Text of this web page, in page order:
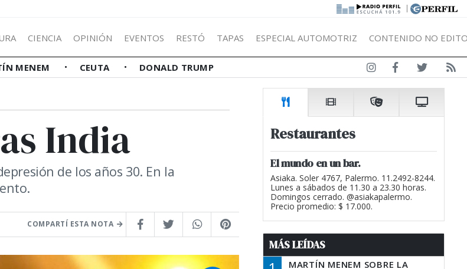
|
CIENCIA OPINIÓN EVENTOS RESTÓ TAPAS ESPECIAL AUTOMOTRIZ CONTENIDO NO
MENEM CEUTA DONALD TRUMP
India
de los años 30. En la
COMPARTÍ ESTA NOTA
Restaurantes
El mundo en un bar.
Asiaka. Soler 4767, Palermo. 11.2492-8244.
Lunes a sábados de 11.30 a 23.30 horas.
Domingos cerrado. @asiakapalermo.
Precio promedio: $ 17.000.
MÁS LEÍDAS
MARTÍN MENEM SOBRE LA